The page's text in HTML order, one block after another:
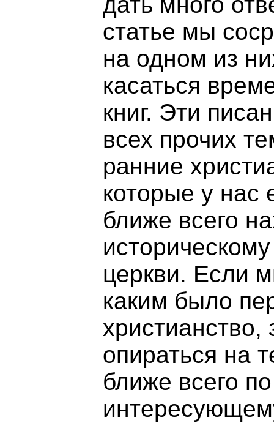
статье мы
на одном из
касаться
книг. Эти
всех прочих
ранние
которые у нас
ближе всего
церкви. Если
каким было
опираться на
ближе всего